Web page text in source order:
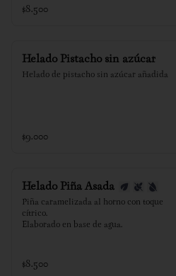
$8.500
Helado Pistacho sin azúcar
Helado de pistacho sin azúcar añadida
$9.000
Helado Piña Asada
Piña caramelizada al horno con toque
cítrico.
Elaborado en base de agua.
$8.500